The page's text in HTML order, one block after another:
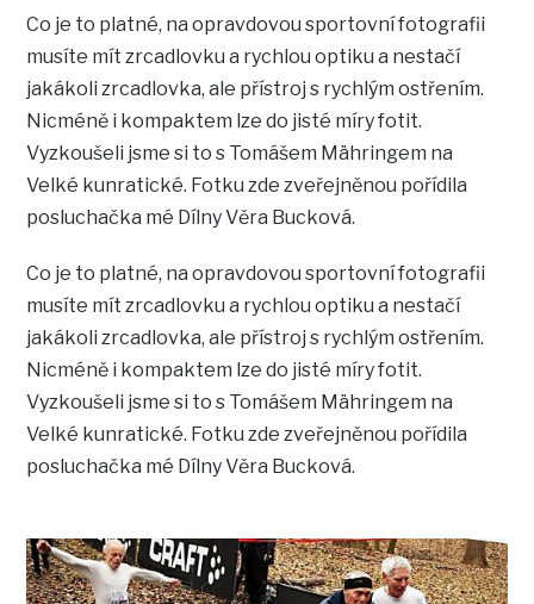
Co je to platné, na opravdovou sportovní fotografii
musíte mít zrcadlovku a rychlou optiku a nestačí
jakákoli zrcadlovka, ale přístroj s rychlým ostřením.
Nicméně i kompaktem lze do jisté míry fotit.
Vyzkoušeli jsme si to s Tomášem Mähringem na
Velké kunratické. Fotku zde zveřejněnou pořídila
posluchačka mé Dílny Věra Bucková.
Co je to platné, na opravdovou sportovní fotografii
musíte mít zrcadlovku a rychlou optiku a nestačí
jakákoli zrcadlovka, ale přístroj s rychlým ostřením.
Nicméně i kompaktem lze do jisté míry fotit.
Vyzkoušeli jsme si to s Tomášem Mähringem na
Velké kunratické. Fotku zde zveřejněnou pořídila
posluchačka mé Dílny Věra Bucková.